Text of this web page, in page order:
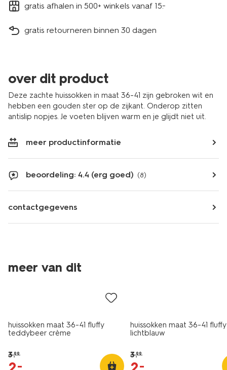
gratis afhalen in 500+ winkels vanaf 15.-
gratis retourneren binnen 30 dagen
over dit product
Deze zachte huissokken in maat 36-41 zijn gebroken wit en
hebben een gouden ster op de zijkant. Onderop zitten
antislip nopjes. Je voeten blijven warm en je glijdt niet uit.
meer productinformatie
beoordeling: 4.4 (erg goed) (8)
contactgegevens
meer van dit
sale
huissokken maat 36-41 fluffy
teddybeer crème
3.99
–
huissokken maat 36-41 fluffy
lichtblauw
3.99
–